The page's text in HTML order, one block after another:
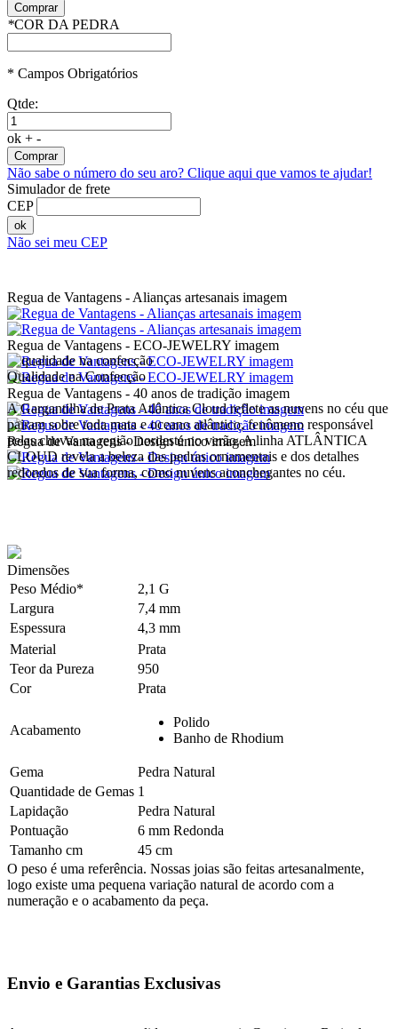
Comprar
*COR DA PEDRA
* Campos Obrigatórios
Qtde:
ok + -
Comprar
Não sabe o número do seu aro? Clique aqui que vamos te ajudar!
Simulador de frete
CEP
ok
Não sei meu CEP
Regua de Vantagens - Alianças artesanais imagem
Regua de Vantagens - ECO-JEWELRY imagem
Regua de Vantagens - 40 anos de tradição imagem
Regua de Vantagens - Design único imagem
Qualidade na Confecção
A Gargantilha de Prata Atlântica Cloud reflete as nuvens no céu que
pairam sobre toda mata e oceano atlântico, fenômeno responsável
pelas chuvas na região nordeste no verão. A linha ATLÂNTICA
CLOUD revela a beleza das pedras ornamentais e dos detalhes
redondos de sua forma, como nuvens aconchegantes no céu.
Dimensões
Peso Médio*
2,1 G
Largura
7,4 mm
Espessura
4,3 mm
Material
Prata
Teor da Pureza
950
Cor
Prata
Acabamento
Polido
Banho de Rhodium
Gema
Pedra Natural
Quantidade de Gemas 1
Lapidação
Pedra Natural
Pontuação
6 mm Redonda
Tamanho cm
45 cm
O peso é uma referência. Nossas joias são feitas artesanalmente,
logo existe uma pequena variação natural de acordo com a
numeração e o acabamento da peça.
Envio e Garantias Exclusivas